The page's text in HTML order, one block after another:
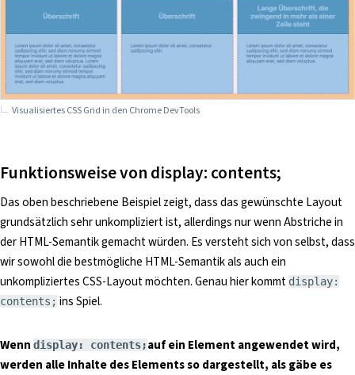
Visualisiertes CSS Grid in den Chrome DevTools
Funktionsweise von display: contents;
Das oben beschriebene Beispiel zeigt, dass das gewünschte Layout
grundsätzlich sehr unkompliziert ist, allerdings nur wenn Abstriche in
der HTML-Semantik gemacht würden. Es versteht sich von selbst, dass
wir sowohl die bestmögliche HTML-Semantik als auch ein
unkompliziertes CSS-Layout möchten. Genau hier kommt display:
contents; ins Spiel.
Wenn display: contents;auf ein Element angewendet wird,
werden alle Inhalte des Elements so dargestellt, als gäbe es